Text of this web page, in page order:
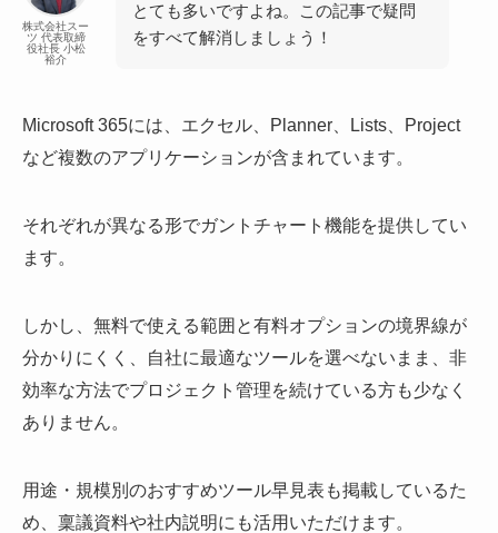
株式会社スー
ツ 代表取締
役社長 小松
裕介
とても多いですよね。この記事で疑問
をすべて解消しましょう！
Microsoft 365には、エクセル、Planner、Lists、Project
など複数のアプリケーションが含まれています。
それぞれが異なる形でガントチャート機能を提供してい
ます。
しかし、無料で使える範囲と有料オプションの境界線が
分かりにくく、自社に最適なツールを選べないまま、非
効率な方法でプロジェクト管理を続けている方も少なく
ありません。
用途・規模別のおすすめツール早見表も掲載しているた
め、稟議資料や社内説明にも活用いただけます。